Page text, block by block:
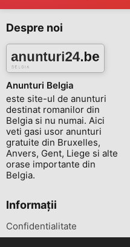
Despre noi
Anunturi Belgia
este site-ul de anunturi
destinat romanilor din
Belgia si nu numai. Aici
veti gasi usor anunturi
gratuite din Bruxelles,
Anvers, Gent, Liege si alte
orase importante din
Belgia.
Informații
Confidentialitate